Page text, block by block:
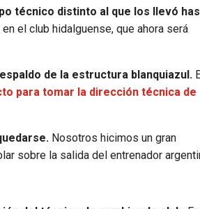
técnico distinto al que los llevó
el club hidalguense, que ahora será
de la estructura blanquiazul.
para tomar la dirección técnica de
Nosotros hicimos un gran
sobre la salida del entrenador